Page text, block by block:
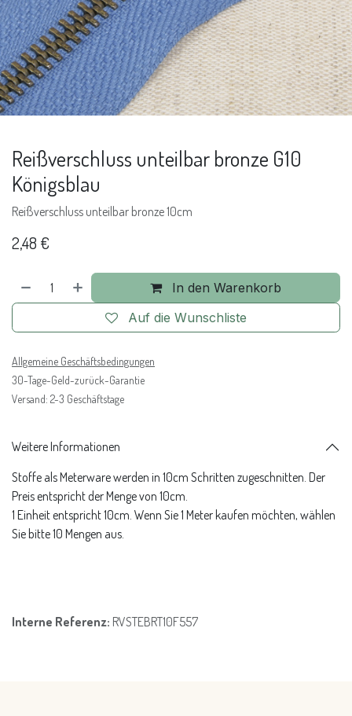
Reißverschluss unteilbar bronze G10
Königsblau
Reißverschluss unteilbar bronze 10cm
2,48 €
In den Warenkorb
Auf die Wunschliste
Allgemeine Geschäftsbedingungen
30-Tage-Geld-zurück-Garantie
Versand: 2-3 Geschäftstage
Weitere Informationen
Stoffe als Meterware werden in 10cm Schritten zugeschnitten. Der
Preis entspricht der Menge von 10cm.
1 Einheit entspricht 10cm. Wenn Sie 1 Meter kaufen möchten, wählen
Sie bitte 10 Mengen aus.
Interne Referenz: RVSTEBRT10F557